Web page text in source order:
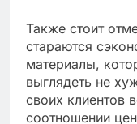
Также стоит
стараются
материалы,
выглядеть не
своих клиентов
соотношении